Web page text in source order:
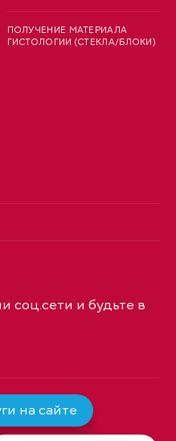
ПОЛУЧЕНИЕ МАТЕРИАЛА
ГИСТОЛОГИИ (СТЕКЛА/БЛОКИ)
соц.сети и будьте в
на сайте